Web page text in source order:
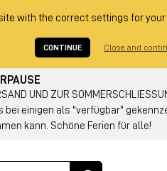
with the correct settings for
CONTINUE Close and
UND ZUR
bei einigen als "verfügbar"
kann. Schöne Ferien für alle!